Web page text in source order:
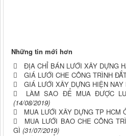
Những tin mới hơn
ĐỊA CHỈ BÁN LƯỚI XÂY DỰNG
GIÁ LƯỚI CHE CÔNG TRÌNH
GIÁ LƯỚI XÂY DỰNG HIỆN NAY
LÀM SAO ĐỂ MUA ĐƯỢC
(14/08/2019)
MUA LƯỚI XÂY DỰNG TP HCM
MUA LƯỚI BAO CHE CÔNG
GÌ (31/07/2019)